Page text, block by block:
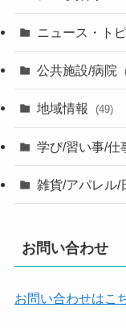
ニュース・ト
公共施設/病院
地域情報 (49)
学び/習い事/仕
雑貨/アパレル/
お問い合わせ
お問い合わせはこ